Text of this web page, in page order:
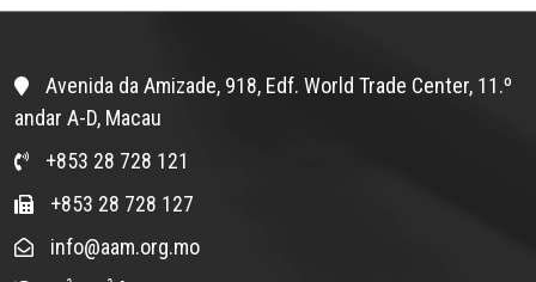
Avenida da Amizade, 918, Edf. World Trade Center, 11.º
andar A-D, Macau
+853 28 728 121
+853 28 728 127
info@aam.org.mo